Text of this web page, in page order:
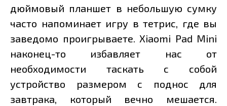
дюймовый планшет в небольшую сумку
часто напоминает игру в тетрис, где вы
заведомо проигрываете. Xiaomi Pad Mini
наконец-то избавляет нас от
необходимости таскать с собой
устройство размером с поднос для
завтрака, который вечно мешается.